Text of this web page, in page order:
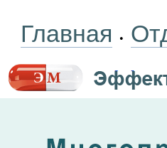
Главная •